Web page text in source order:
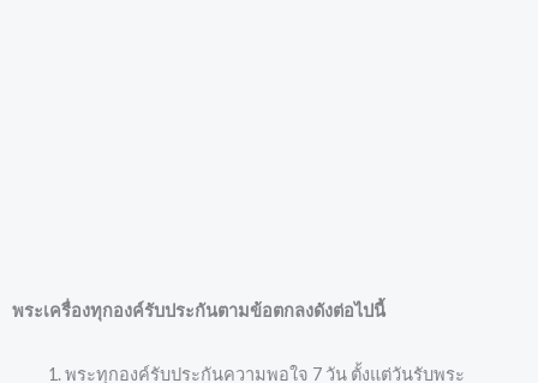
พระเครื่องทุกองค์รับประกันตามข้อตกลงดังต่อไปนี้
พระทุกองค์รับประกันความพอใจ 7 วัน ตั้งแต่วันรับพระ